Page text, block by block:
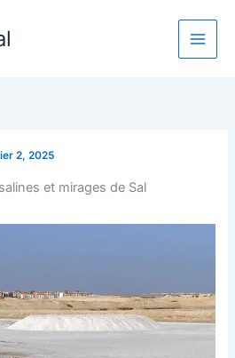
2, 2025
et mirages de Sal